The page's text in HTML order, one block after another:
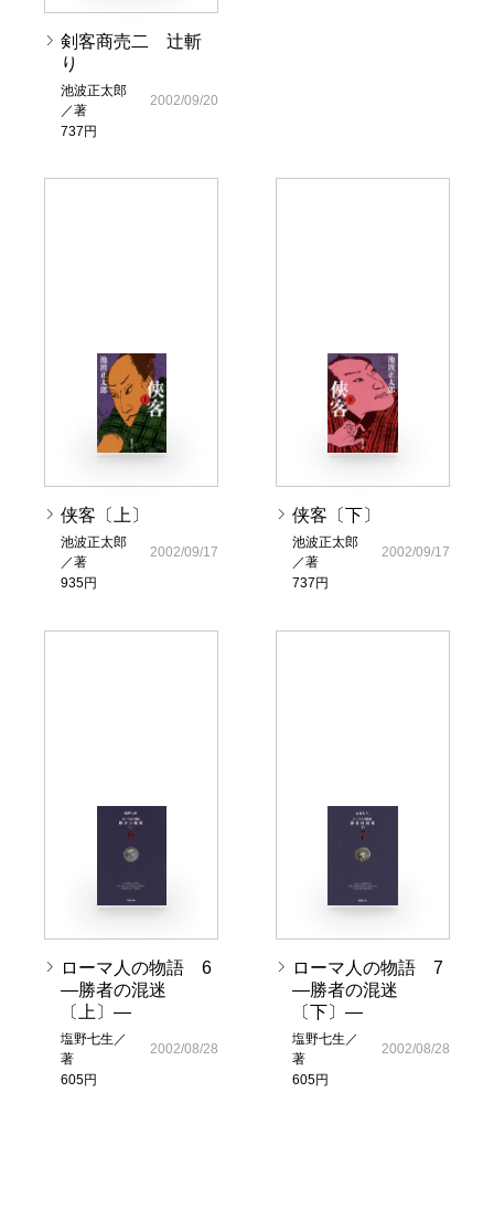
剣客商売二 辻斬
り
池波正太郎
／著
737円
2002/09/20
侠客〔上〕
池波正太郎
／著
935円
2002/09/17
侠客〔下〕
池波正太郎
／著
737円
2002/09/17
ローマ人の物語 6
―勝者の混迷
〔上〕―
塩野七生／
著
605円
2002/08/28
ローマ人の物語 7
―勝者の混迷
〔下〕―
塩野七生／
著
605円
2002/08/28